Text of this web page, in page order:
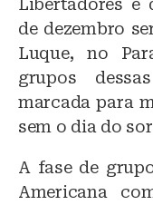
Libertadores e
de dezembro
Luque, no
grupos
marcada para
sem o dia do
A fase de
Americana